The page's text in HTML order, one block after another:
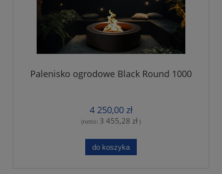
Palenisko ogrodowe Black Round 1000
4 250,00 zł
(netto: 3 455,28 zł )
do koszyka